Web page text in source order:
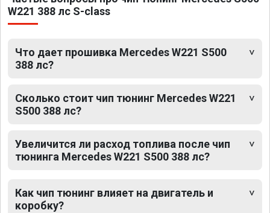
W221 388 лс S-class
Что дает прошивка Mercedes W221 S500
388 лс?
Сколько стоит чип тюнинг Mercedes W221
S500 388 лс?
Увеличится ли расход топлива после чип
тюнинга Mercedes W221 S500 388 лс?
Как чип тюнинг влияет на двигатель и
коробку?